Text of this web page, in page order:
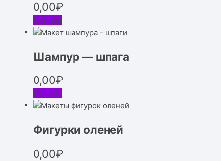
0,00₽
Скачать
Шампур — шпага
0,00₽
Скачать
Фигурки оленей
0,00₽